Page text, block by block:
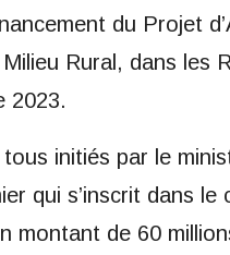
du Projet
Milieu Rural, dans
2023.
initiés par le
qui s’inscrit dans
montant de 60